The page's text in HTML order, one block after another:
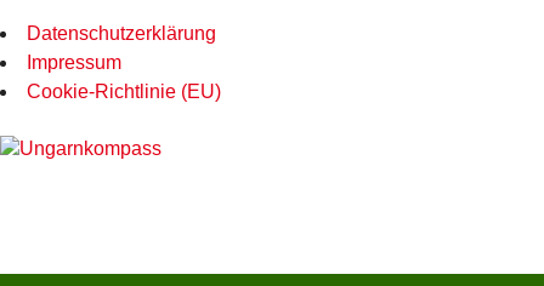
Datenschutzerklärung
Impressum
Cookie-Richtlinie (EU)
r